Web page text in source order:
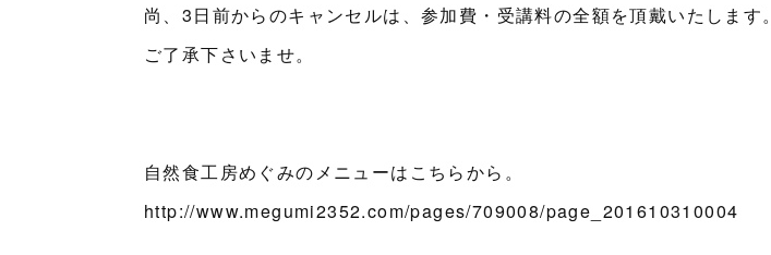
尚、3日前からのキャンセルは、参加費・受講料の全額を頂戴いたします。
ご了承下さいませ。
自然食工房めぐみのメニューはこちらから。
http://www.megumi2352.com/pages/709008/page_201610310004